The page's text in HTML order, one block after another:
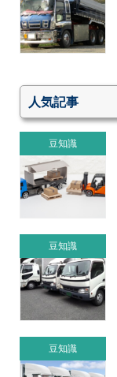
人気記事
豆知識
豆知識
豆知識